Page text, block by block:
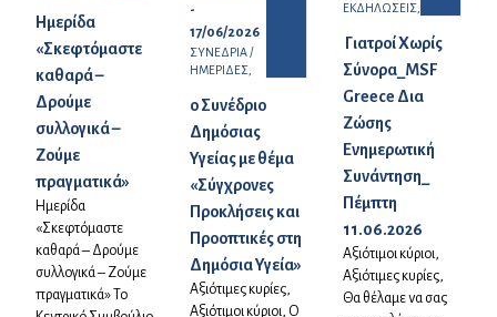
Ημερίδα
«Σκεφτόμαστε
καθαρά –
Δρούμε
συλλογικά –
Ζούμε
πραγματικά»
Ημερίδα
«Σκεφτόμαστε
καθαρά – Δρούμε
συλλογικά – Ζούμε
πραγματικά» Το
-
17/06/2026
ΣΥΝΕΔΡΙΑ /
ΗΜΕΡΙΔΕΣ,
ο Συνέδριο
Δημόσιας
Υγείας με θέμα
«Σύγχρονες
Προκλήσεις και
Προοπτικές στη
Δημόσια Υγεία»
Αξιότιμες κυρίες,
Αξιότιμοι κύριοι, Ο
ΕΚΔΗΛΩΣΕΙΣ,
Γιατροί Χωρίς
Σύνορα_MSF
Greece Δια
Ζώσης
Ενημερωτική
Συνάντηση_
Πέμπτη
11.06.2026
Αξιότιμοι κύριοι,
Αξιότιμες κυρίες,
Θα θέλαμε να σας